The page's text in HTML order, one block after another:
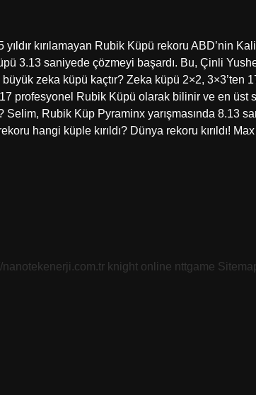
kırılamayan Rubik Küpü rekoru ABD’nin
3.13 saniyede çözmeyi başardı. Bu, Çinli
büyük zeka küpü kaçtır? Zeka küpü 2×2, 3×3’ten
profesyonel Rubik Küpü olarak bilinir ve en üst
Rubik Küp Pyraminx yarışmasında 8.13
hangi küple kırıldı? Dünya rekoru kırıldı!
nanotekenerji.com.tr knight online nttgame